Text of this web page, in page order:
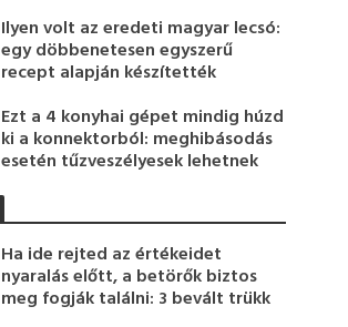
Ilyen volt az eredeti magyar lecsó:
egy döbbenetesen egyszerű
recept alapján készítették
Ezt a 4 konyhai gépet mindig húzd
ki a konnektorból: meghibásodás
esetén tűzveszélyesek lehetnek
Ha ide rejted az értékeidet
nyaralás előtt, a betörők biztos
meg fogják találni: 3 bevált trükk